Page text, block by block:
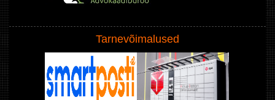
Tarnevõimalused